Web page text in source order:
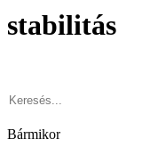
stabilitás
Bármikor